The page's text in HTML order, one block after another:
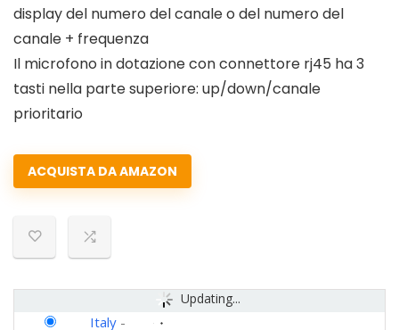
display del numero del canale o del numero del
canale + frequenza
Il microfono in dotazione con connettore rj45 ha 3
tasti nella parte superiore: up/down/canale
prioritario
ACQUISTA DA AMAZON
Updating...
Italy -